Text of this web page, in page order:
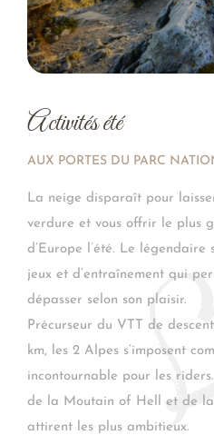
Activités été
AUX PORTES DU PARC
La neige disparaît pour
verdure et vous offrir le plus
d’Europe l’été. Le
jeux et d’entraînement qui
dépasser selon son plaisir.
Précurseur du VTT de
km, les 2 Alpes s’imposent
incontournable pour les
de la Moutain of Hell et de la
attirent les plus ambitieux.